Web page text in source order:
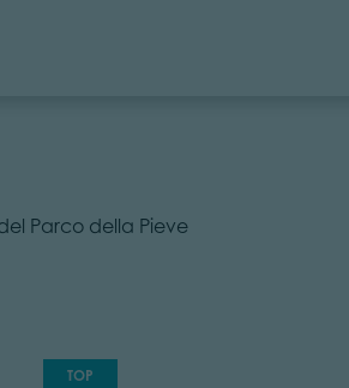
Parco della Pieve
TOP